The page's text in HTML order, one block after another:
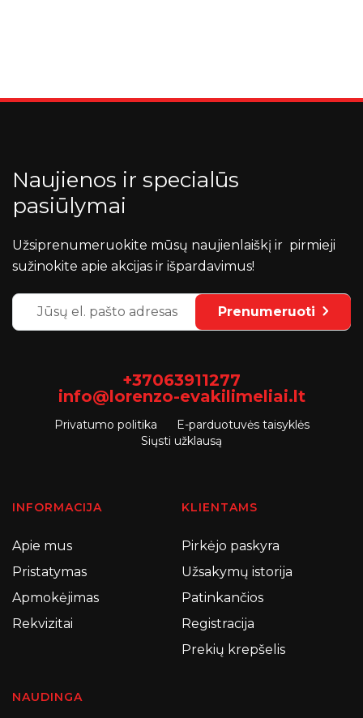
Naujienos ir specialūs
pasiūlymai
Užsiprenumeruokite mūsų naujienlaiškį ir pirmieji
sužinokite apie akcijas ir išpardavimus!
Prenumeruoti
+37063911277
info@lorenzo-evakilimeliai.lt
Privatumo politika
E-parduotuvės taisyklės
Siųsti užklausą
INFORMACIJA
Apie mus
Pristatymas
Apmokėjimas
Rekvizitai
KLIENTAMS
Pirkėjo paskyra
Užsakymų istorija
Patinkančios
Registracija
Prekių krepšelis
NAUDINGA